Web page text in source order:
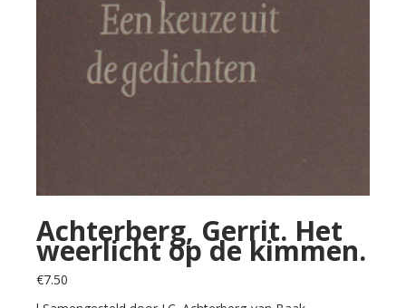
Achterberg, Gerrit. Het
weerlicht op de kimmen.
€7.50